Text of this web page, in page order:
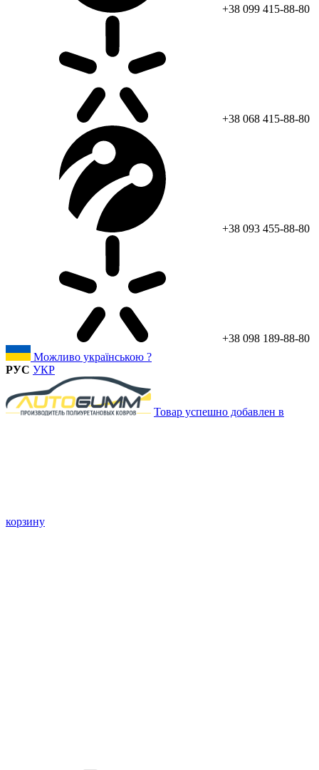
+38 099 415-88-80
+38 068 415-88-80
+38 093 455-88-80
+38 098 189-88-80
Можливо українською ?
РУС УКР
Товар успешно добавлен в
корзину